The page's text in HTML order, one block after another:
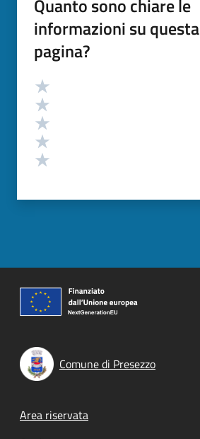
Quanto sono chiare le
informazioni su questa
pagina?
Valutazione
Comune di Presezzo
Footer menu
Area riservata